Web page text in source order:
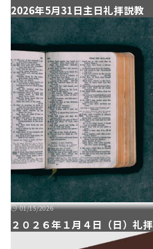
2026年5月31日主日礼拝説教
01/15/2026
２０２６年１月４日（日）礼拝